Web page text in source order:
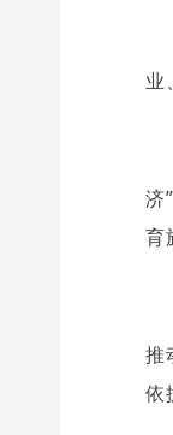
业
济
育
推
依